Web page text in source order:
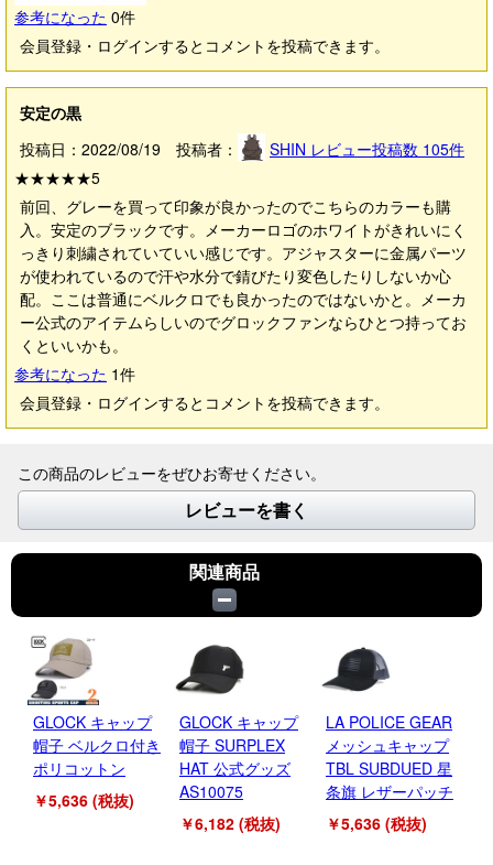
参考になった 0件
会員登録・ログインするとコメントを投稿できます。
安定の黒
投稿日：2022/08/19 投稿者：
SHIN レビュー投稿数 105件
★★★★★5
前回、グレーを買って印象が良かったのでこちらのカラーも購
入。安定のブラックです。メーカーロゴのホワイトがきれいにく
っきり刺繍されていていい感じです。アジャスターに金属パーツ
が使われているので汗や水分で錆びたり変色したりしないか心
配。ここは普通にベルクロでも良かったのではないかと。メーカ
ー公式のアイテムらしいのでグロックファンならひとつ持ってお
くといいかも。
参考になった 1件
会員登録・ログインするとコメントを投稿できます。
この商品のレビューをぜひお寄せください。
レビューを書く
関連商品
GLOCK キャップ
帽子 ベルクロ付き
ポリコットン
￥5,636 (税抜)
GLOCK キャップ
帽子 SURPLEX
HAT 公式グッズ
AS10075
￥6,182 (税抜)
LA POLICE GEAR
メッシュキャップ
TBL SUBDUED 星
条旗 レザーパッチ
￥5,636 (税抜)